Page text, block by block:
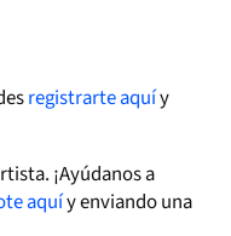
registrarte aquíy
¡Ayúdanos a
aquíy enviando una